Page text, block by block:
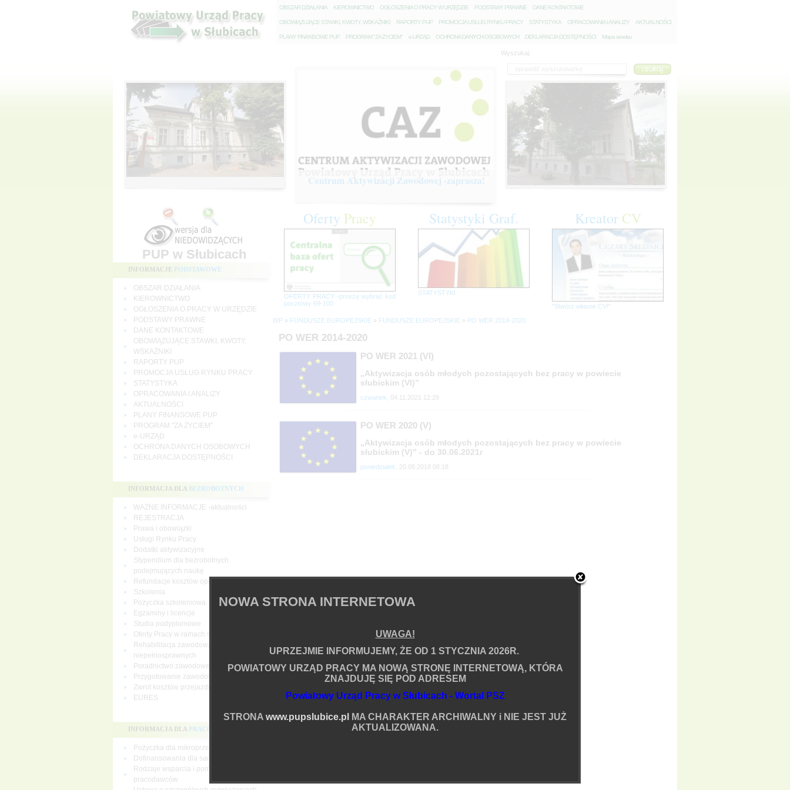
OBSZAR DZIAŁANIA KIEROWNICTWO OGŁOSZENIA O PRACY W URZĘDZIE PODSTAWY PRAWNE DANE KONTAKTOWE
OBOWIĄZUJĄCE STAWKI, KWOTY, WSKAŹNIKI RAPORTY PUP PROMOCJA USŁUG RYNKU PRACY STATYSTYKA OPRACOWANIA I ANALIZY AKTUALNOŚCI
PLANY FINANSOWE PUP PROGRAM "ZA ŻYCIEM" e-URZĄD OCHRONA DANYCH OSOBOWYCH DEKLARACJA DOSTĘPNOŚCI Mapa serwisu
Wyszukaj:
Centrum Aktywizacji Zawodowej -zaprasza!
PUP w Słubicach
INFORMACJE PODSTAWOWE
OBSZAR DZIAŁANIA
KIEROWNICTWO
OGŁOSZENIA O PRACY W URZĘDZIE
PODSTAWY PRAWNE
DANE KONTAKTOWE
OBOWIĄZUJĄCE STAWKI, KWOTY,
WSKAŹNIKI
RAPORTY PUP
PROMOCJA USŁUG RYNKU PRACY
STATYSTYKA
OPRACOWANIA I ANALIZY
AKTUALNOŚCI
PLANY FINANSOWE PUP
PROGRAM "ZA ŻYCIEM"
e-URZĄD
OCHRONA DANYCH OSOBOWYCH
DEKLARACJA DOSTĘPNOŚCI
INFORMACJA DLA BEZROBOTNYCH
WAŻNE INFORMACJE -aktualności
REJESTRACJA
Prawa i obowiązki
Usługi Rynku Pracy
Dodatki aktywizacyjne
Stypendium dla bezrobotnych
podejmujących naukę
Refundacje kosztów opieki nad dzieckiem
Szkolenia
Pożyczka szkoleniowa
Egzaminy i licencje
Studia podyplomowe
Oferty Pracy w ramach sieci EURES
Rehabilitacja zawodowa osób
niepełnosprawnych
Poradnictwo zawodowe
Przygotowanie zawodowe dorosłych
Zwrot kosztów przejazdu i zakwaterowania
EURES
INFORMACJA DLA PRACODAWCÓW
Pożyczka dla mikroprzedsiębiorców
Dofinansowania dla samozatrudnionych
Rodzaje wsparcia i pomocy dla
pracodawców
Oferty Pracy
OFERTY PRACY -proszę wybrać kod
pocztowy 69-100
Statystyki Graf.
STATYSTYKI
Kreator CV
"Stwórz własne CV!"
BIP » FUNDUSZE EUROPEJSKIE » FUNDUSZE EUROPEJSKIE » PO WER 2014-2020
PO WER 2014-2020
PO WER 2021 (VI)
„Aktywizacja osób młodych pozostających bez pracy w powiecie
słubickim (VI)”
czwartek, 04.11.2021 12:29
PO WER 2020 (V)
„Aktywizacja osób młodych pozostających bez pracy w powiecie
słubickim (V)” - do 30.06.2021r
poniedziałek, 20.08.2018 08:18
NOWA STRONA INTERNETOWA
UWAGA!
UPRZEJMIE INFORMUJEMY, ŻE OD 1 STYCZNIA 2026R.
POWIATOWY URZĄD PRACY MA NOWĄ STRONĘ INTERNETOWĄ, KTÓRA
ZNAJDUJĘ SIĘ POD ADRESEM
Powiatowy Urząd Pracy w Słubicach - Wortal PSZ
STRONA www.pupslubice.pl
MA CHARAKTER ARCHIWALNY i NIE JEST JUŻ
AKTUALIZOWANA.